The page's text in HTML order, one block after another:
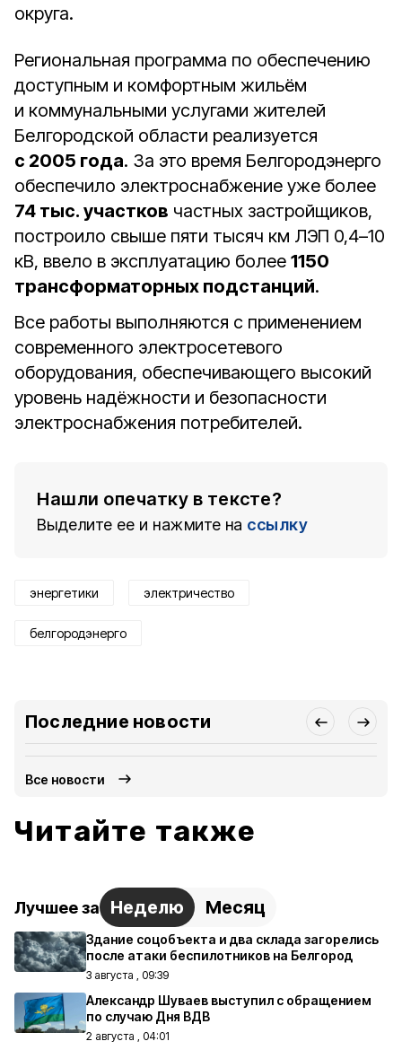
округа.
Региональная программа по обеспечению
доступным и комфортным жильём
и коммунальными услугами жителей
Белгородской области реализуется
с 2005 года. За это время Белгородэнерго
обеспечило электроснабжение уже более
74 тыс. участков частных застройщиков,
построило свыше пяти тысяч км ЛЭП 0,4–10
кВ, ввело в эксплуатацию более 1150
трансформаторных подстанций.
Все работы выполняются с применением
современного электросетевого
оборудования, обеспечивающего высокий
уровень надёжности и безопасности
электроснабжения потребителей.
Нашли опечатку в тексте?
Выделите ее и нажмите на ссылку
энергетики электричество
белгородэнерго
Последние новости
Все новости
Читайте также
Лучшее за Неделю Месяц
Здание соцобъекта и два склада загорелись
после атаки беспилотников на Белгород
3 августа , 09:39
Александр Шуваев выступил с обращением
по случаю Дня ВДВ
2 августа , 04:01